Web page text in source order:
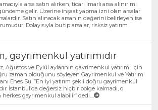
arsa satın alırken, ticari imarlı arsa alınır mı
gelir. Üzerine inşaat yapma izni olan arsalar
Satın alınacak arsanın değerini belirleyen ise
Dolayısıyla bu tip arsalar, risksiz yatırım
gayrimenkul yatırımıdır
Ağustos ve Eylül aylarının gayrimenkul yatırımı için
zaman olduğunu söyleyen Gayrimenkul ve Yatırım
Enes Su, ”En iyi yatırım şekli doğru gayrimenkul
İstanbul’da değersiz hiçbir bölge kalmadı, o
gayrimenkul alabilir” dedi....